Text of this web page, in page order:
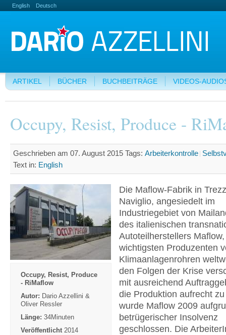
English Deutsch
ARTIKEL BÜCHER BUCHBEITRÄGE VIDEOS-
Occupy, Resist, Produce -
Geschrieben am 07. August 2015 Tags: Arbeiterkontrolle
Text in: English
Occupy, Resist, Produce
- RiMaflow
Autor: Dario Azzellini &
Oliver Ressler
Länge: 34Minuten
Veröffentlicht 2014
Die Maflow-Fabrik in
Naviglio, angesiedelt im
Industriegebiet von
des italienischen
Autoteilherstellers
wichtigsten Produzenten
Klimaanlagenrohren
den Folgen der Krise
mit ausreichend
die Produktion aufrecht
wurde Maflow 2009
betrügerischer Insolvenz
geschlossen. Die